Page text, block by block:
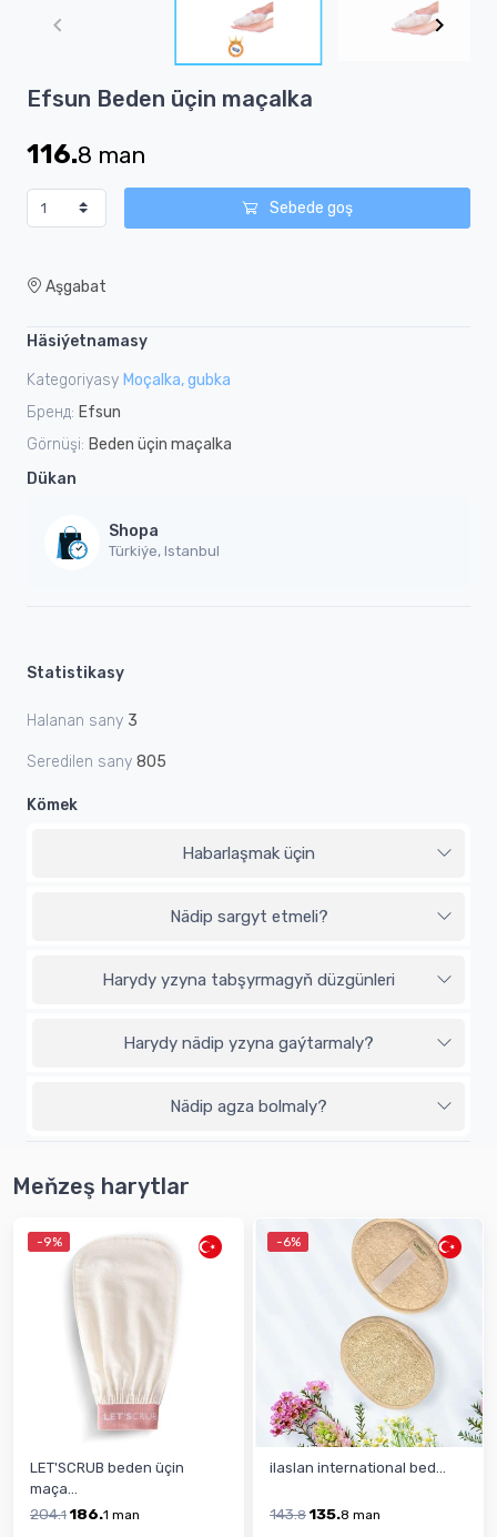
1
3
Efsun Beden üçin maçalka
116.8 man
Sebede goş
Aşgabat
Häsiýetnamasy
Kategoriyasy Moçalka, gubka
Бренд: Efsun
Görnüşi: Beden üçin maçalka
Dükan
Shopa
Türkiýe, Istanbul
Statistikasy
Halanan sany 3
Seredilen sany 805
Kömek
Habarlaşmak üçin
Nädip sargyt etmeli?
Harydy yzyna tabşyrmagyň düzgünleri
Harydy nädip yzyna gaýtarmaly?
Nädip agza bolmaly?
Meňzeş harytlar
-9%
LET'SCRUB beden üçin
maça...
204.1 186.1 man
-6%
ilaslan international bed...
143.8 135.8 man